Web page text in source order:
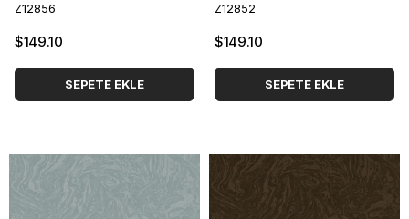
Z12856
$149.10
SEPETE EKLE
Z12852
$149.10
SEPETE EKLE